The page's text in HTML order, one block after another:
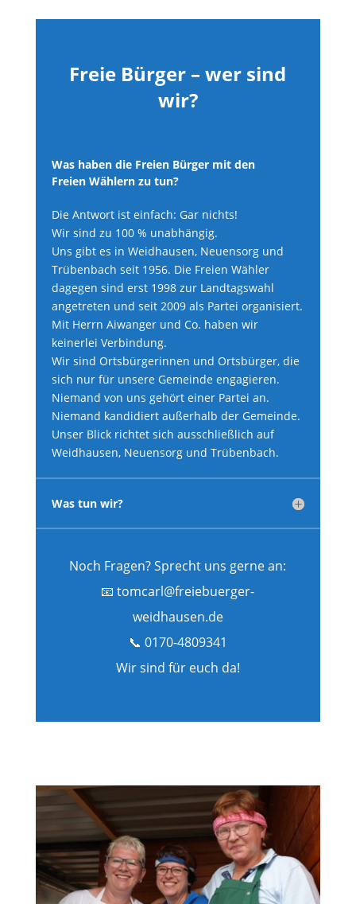
Freie Bürger – wer sind
wir?
Was haben die Freien Bürger mit den
Freien Wählern zu tun?
Die Antwort ist einfach: Gar nichts!
Wir sind zu 100 % unabhängig.
Uns gibt es in Weidhausen, Neuensorg und
Trübenbach seit 1956. Die Freien Wähler
dagegen sind erst 1998 zur Landtagswahl
angetreten und seit 2009 als Partei organisiert.
Mit Herrn Aiwanger und Co. haben wir
keinerlei Verbindung.
Wir sind Ortsbürgerinnen und Ortsbürger, die
sich nur für unsere Gemeinde engagieren.
Niemand von uns gehört einer Partei an.
Niemand kandidiert außerhalb der Gemeinde.
Unser Blick richtet sich ausschließlich auf
Weidhausen, Neuensorg und Trübenbach.
Was tun wir?
Noch Fragen? Sprecht uns gerne an:
📧 tomcarl@freiebuerger-
weidhausen.de
📞 0170-4809341
Wir sind für euch da!